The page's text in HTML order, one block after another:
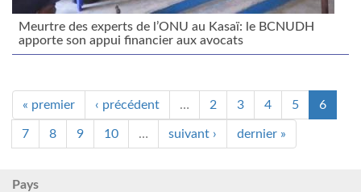
Meurtre des experts de l’ONU au Kasaï: le BCNUDH
apporte son appui financier aux avocats
« premier ‹ précédent … 2 3 4 5 6
7 8 9 10 … suivant › dernier »
Pays